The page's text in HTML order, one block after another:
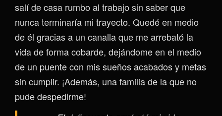
salí de casa rumbo al trabajo sin saber que
nunca terminaría mi trayecto. Quedé en medio
de él gracias a un canalla que me arrebató la
vida de forma cobarde, dejándome en el medio
de un puente con mis sueños acabados y metas
sin cumplir. ¡Además, una familia de la que no
pude despedirme!